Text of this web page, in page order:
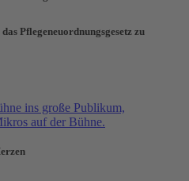
Pflegeneuordnungsgesetz zu